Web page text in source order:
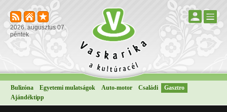
2026. augusztus 07.
péntek
Bulizóna Egyetemi mulatságok Auto-motor Családi
Gasztro
Ajándéktipp